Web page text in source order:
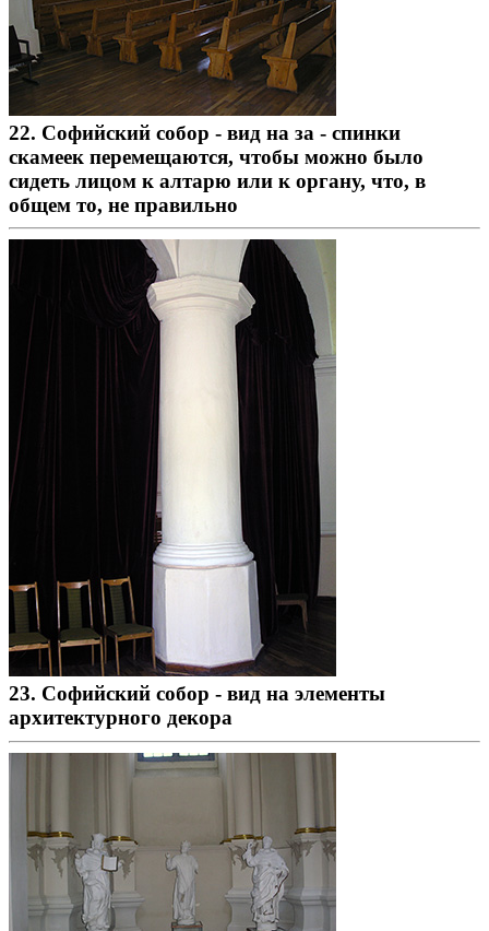
22. Софийский собор - вид на за - спинки
скамеек перемещаются, чтобы можно было
сидеть лицом к алтарю или к органу, что, в
общем то, не правильно
23. Софийский собор - вид на элементы
архитектурного декора